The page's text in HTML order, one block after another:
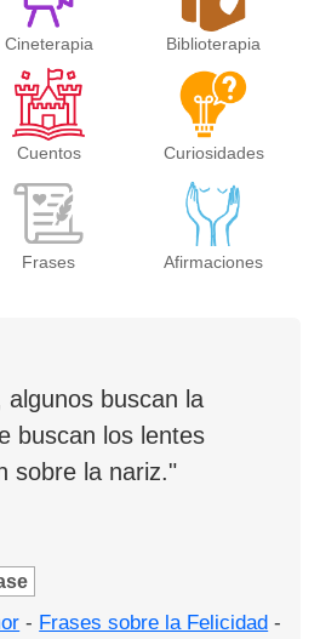
Cineterapia Biblioterapia
Cuentos Curiosidades
Frases Afirmaciones
algunos buscan la
buscan los lentes
sobre la nariz."
- Frases sobre la Felicidad -